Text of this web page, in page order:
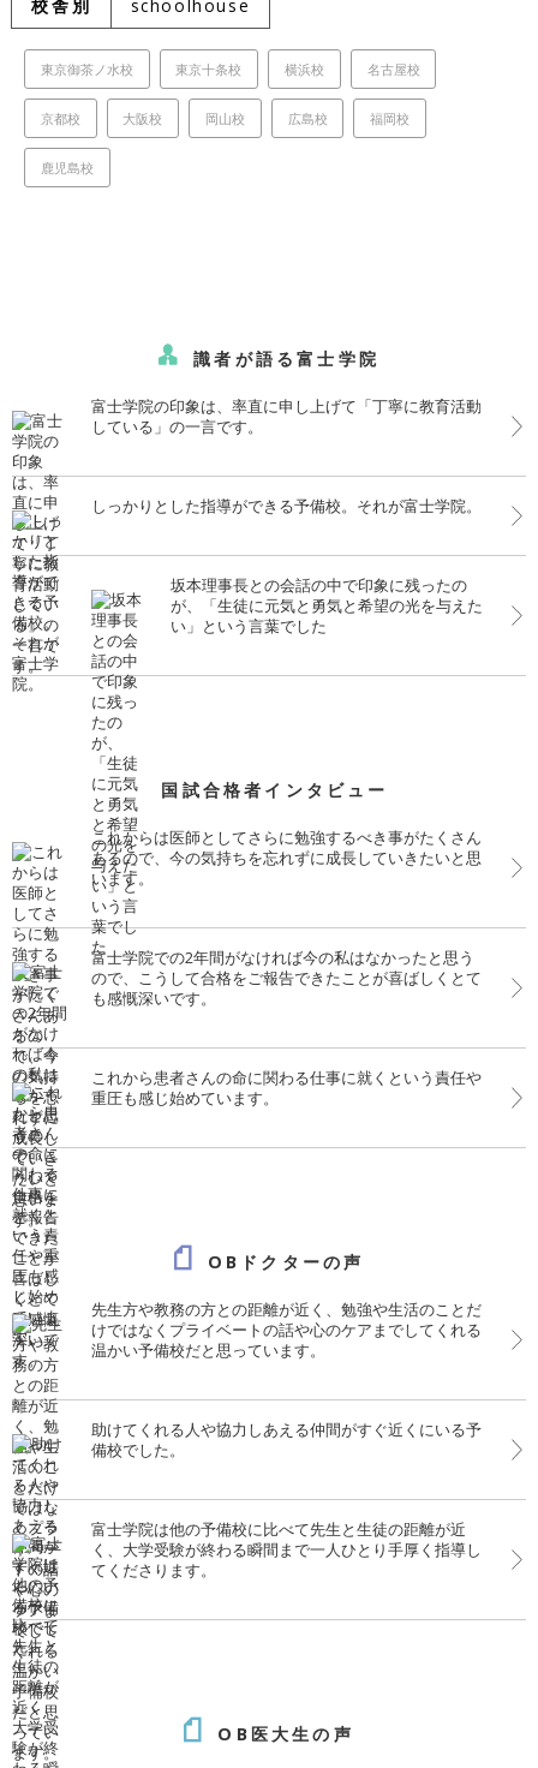
校舎別 schoolhouse
東京御茶ノ水校 東京十条校 横浜校 名古屋校
京都校 大阪校 岡山校 広島校 福岡校
鹿児島校
識者が語る富士学院
富士学院の印象は、率直に申し上げて「丁寧に教育活動
している」の一言です。
しっかりとした指導ができる予備校。それが富士学院。
坂本理事長との会話の中で印象に残ったの
が、「生徒に元気と勇気と希望の光を与えた
い」という言葉でした
国試合格者インタビュー
これからは医師としてさらに勉強するべき事がたくさん
あるので、今の気持ちを忘れずに成長していきたいと思
います。
富士学院での2年間がなければ今の私はなかったと思う
ので、こうして合格をご報告できたことが喜ばしくとて
も感慨深いです。
これから患者さんの命に関わる仕事に就くという責任や
重圧も感じ始めています。
OBドクターの声
先生方や教務の方との距離が近く、勉強や生活のことだ
けではなくプライベートの話や心のケアまでしてくれる
温かい予備校だと思っています。
助けてくれる人や協力しあえる仲間がすぐ近くにいる予
備校でした。
富士学院は他の予備校に比べて先生と生徒の距離が近
く、大学受験が終わる瞬間まで一人ひとり手厚く指導し
てくださります。
OB医大生の声